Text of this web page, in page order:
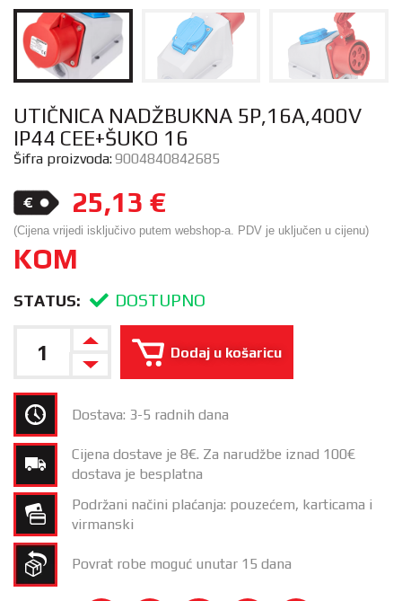
UTIČNICA NADŽBUKNA 5P,16A,400V
IP44 CEE+ŠUKO 16
Šifra proizvoda:9004840842685
25,13 €
(Cijena vrijedi isključivo putem webshop-a. PDV je uključen u cijenu)
KOM
STATUS: DOSTUPNO
Dodaj u košaricu
Dostava: 3-5 radnih dana
Cijena dostave je 8€. Za narudžbe iznad 100€
dostava je besplatna
Podržani načini plaćanja: pouzećem, karticama i
virmanski
Povrat robe moguć unutar 15 dana